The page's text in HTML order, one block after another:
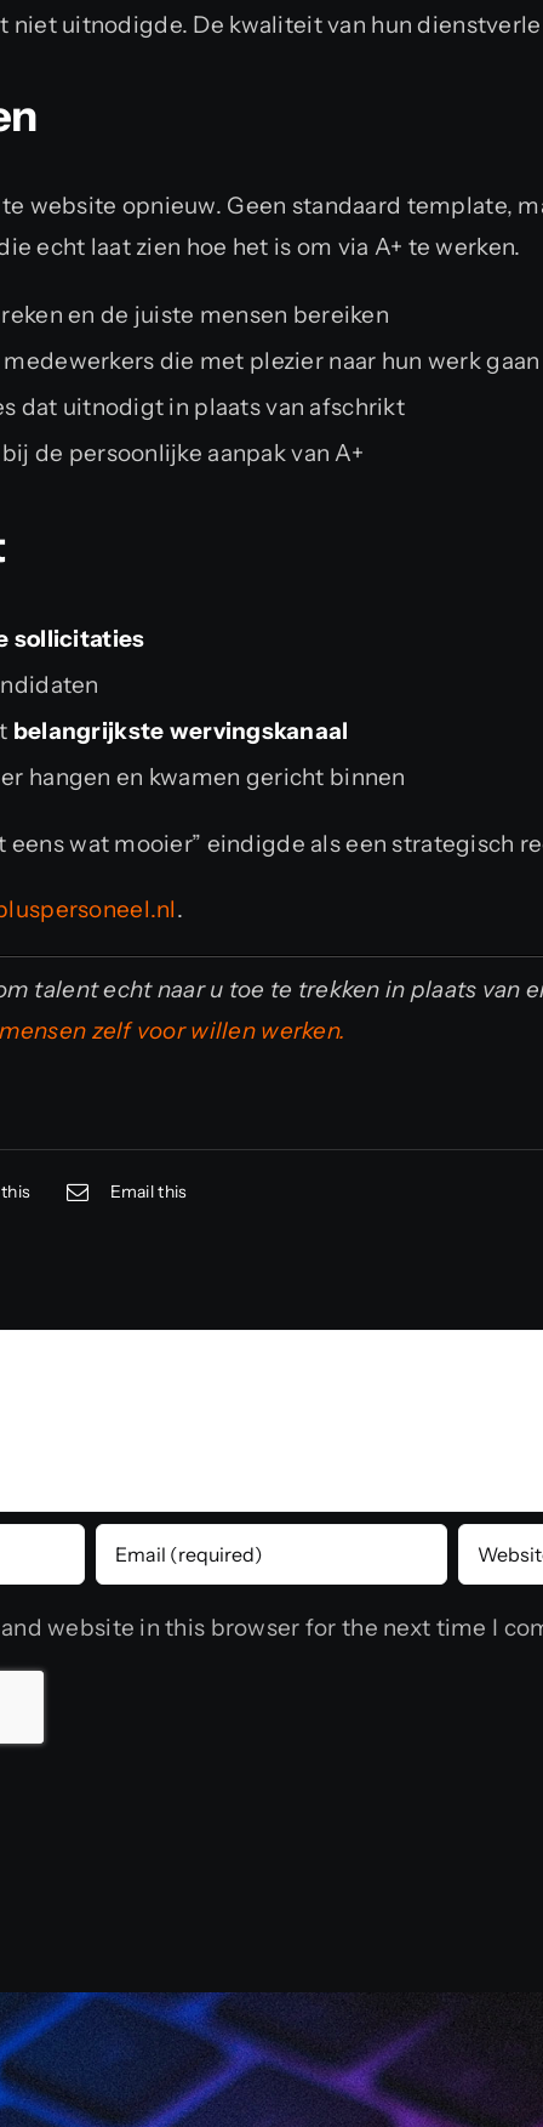
niet uitnodigde. De kwaliteit van hun
website opnieuw. Geen standaard template,
echt laat zien hoe het is om via A+ te werken.
en de juiste mensen bereiken
die met plezier naar hun werk gaan
dat uitnodigt in plaats van afschrikt
de persoonlijke aanpak van A+
sollicitaties
belangrijkste wervingskanaal
hangen en kwamen gericht binnen
eens wat mooier” eindigde als een strategisch
.
talent echt naar u toe te trekken in plaats van
zelf voor willen werken.
Email this
website in this browser for the next time I